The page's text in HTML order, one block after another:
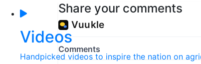
Videos
Handpicked videos to inspire the nation on
Share your comments